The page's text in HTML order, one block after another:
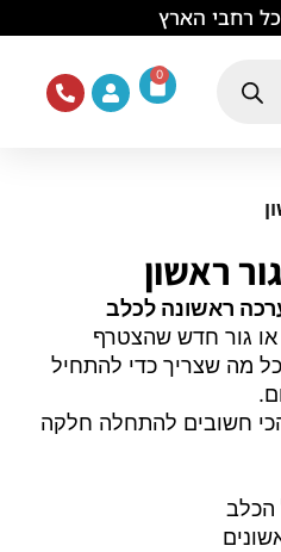
רחבי הארץ
0
ראשון
ראשונה לכלב
גור חדש שהצטרף
מה שצריך כדי להתחיל
חשובים להתחלה חלקה
הכלב